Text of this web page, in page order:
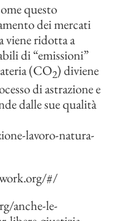
questo
dei mercati
viene ridotta a
di “emissioni”
(CO2) diviene
di astrazione e
dalle sue qualità
lavoro-natura-
#/
anche-le-